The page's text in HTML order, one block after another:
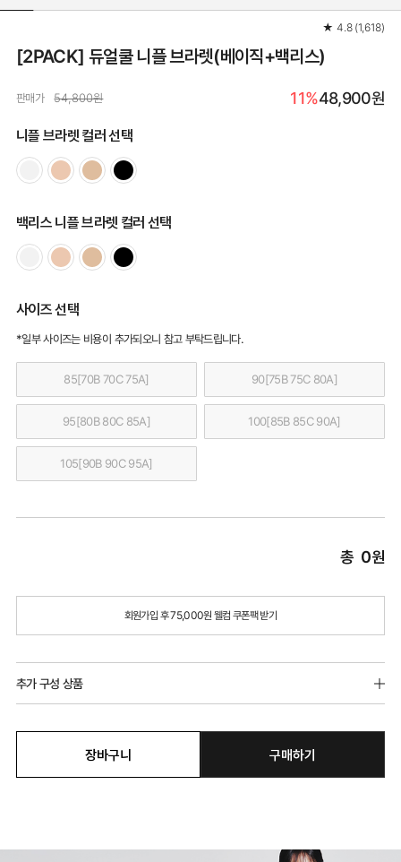
★ 4.8 (1,618)
[2PACK] 듀얼쿨 니플 브라렛(베이직+백리스)
판매가 54,800원 11%48,900원
니플 브라렛 컬러 선택
백리스 니플 브라렛 컬러 선택
사이즈 선택
*일부 사이즈는 비용이 추가되오니 참고 부탁드립니다.
85[70B 70C 75A] 90[75B 75C 80A]
95[80B 80C 85A] 100[85B 85C 90A]
105[90B 90C 95A]
총 0원
회원가입 후 75,000원 웰컴 쿠폰팩 받기
추가 구성 상품
장바구니 구매하기